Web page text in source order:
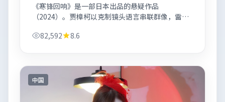
《寒锋回响》是一部日本出品的悬疑作品
（2024）。贾樟柯以克制镜头语言串联群像，雷佳
终局。
82,592 8.6
中国